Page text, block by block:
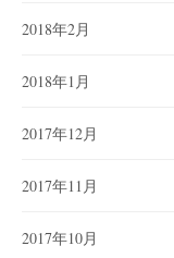
2018年2月
2018年1月
2017年12月
2017年11月
2017年10月